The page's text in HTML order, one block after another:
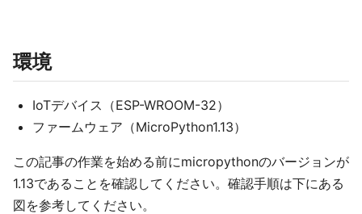
環境
IoTデバイス（ESP-WROOM-32）
ファームウェア（MicroPython1.13）
この記事の作業を始める前にmicropythonのバージョンが
1.13であることを確認してください。確認手順は下にある
図を参考してください。